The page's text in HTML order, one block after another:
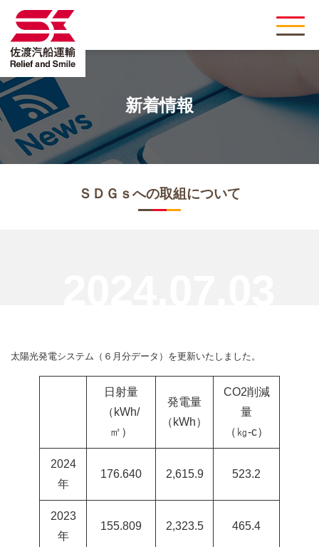
新着情報
ＳＤＧｓへの取組について
太陽光発電システム（６月分データ）を更新いたしました。
日射量
（kWh/
㎡）
発電量
（kWh）
CO2削減
量
（㎏-c）
2024
年
176.640 2,615.9 523.2
2023
年
155.809 2,323.5 465.4